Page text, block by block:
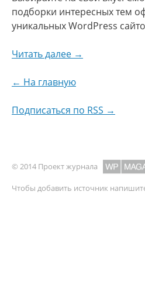
подборки интересных тем
уникальных WordPress
Читать далее →
← На главную
Подписаться по RSS →
© 2014 Проект журнала
Чтобы добавить источник